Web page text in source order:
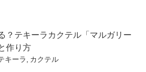
？テキーラカクテル「マルガリー
作り方
キーラ カクテル